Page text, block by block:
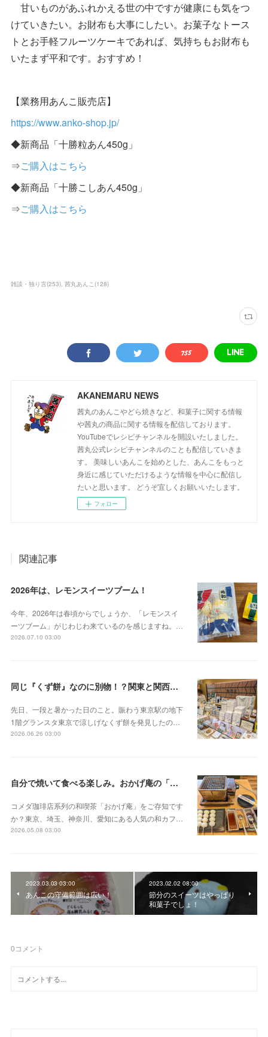
甘いものがあふれかえる世の中ですが健康にも気をつ
けていきたい。お財布も大事にしたい。お菓子なトース
トとお手軽フルーツケーキであれば、気持ちもお財布も
いたまず平和です。おすすめ！
【業務用あんこ販売店】
https://www.anko-shop.jp/
◆新商品「十勝粒あん450g」
⇒ご購入はこちら
◆新商品「十勝こしあん450g」
⇒ご購入はこちら
雑談・独り言(253) 茜丸あんこ (128)
AKANEMARU NEWS
茜丸のあんこやどら焼きなど、和菓子に関する情報
や茜丸の商品に関する情報を配信しております。
YouTubeでレシピチャンネルを開設いたしました。
茜丸公式レシピチャンネルのことも配信していきま
す。 美味しいあんこを始めとした、あんこをもっと
身近に感じていただけるような情報を中心に配信し
たいと思います。 どうぞ宜しくお願いいたします。
フォロー
関連記事
2026年は、レモンスイーツブーム！
今年、2026年は春頃からでしょうか、「レモンスイ
ーツブーム」がじわじわ来ているのを感じますね。…
2026.07.10 03:00
同じ『くず餅』なのに別物！？関東と関西の意外な違い
先日、一段と暑かった日のこと。賑わう東京駅の地下
1階グランスタ東京で涼しげなくず餅を発見したの…
2026.06.26 03:00
自分で焼いて食べる楽しみ。おかげ庵の「だんご三昧」
コメダ珈琲店系列の和喫茶「おかげ庵」をご存知です
か？東京、埼玉、神奈川、愛知にある人気の和カフ…
2026.05.08 03:00
2023.03.03 03:00
あんこの守備範囲は広い！
2023.02.02 08:00
節分のスイーツはやっぱり
和菓子でしょ！
0コメント